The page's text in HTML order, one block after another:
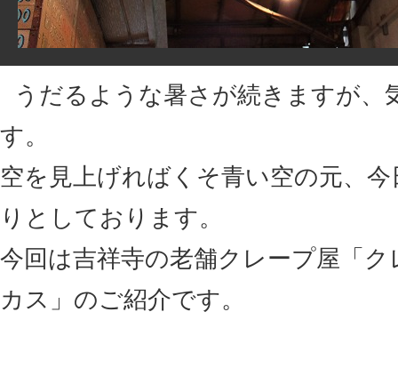
うだるような暑さが続きますが、
す。
空を見上げればくそ青い空の元、
りとしております。
今回は吉祥寺の老舗クレープ屋「
カス」のご紹介です。